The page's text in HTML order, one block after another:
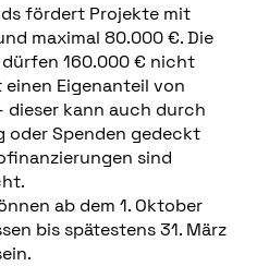
fördert Projekte mit
maximal 80.000 €. Die
160.000 € nicht
Eigenanteil von
dieser kann auch durch
oder Spenden gedeckt
sind
ab dem 1. Oktober
bis spätestens 31. März